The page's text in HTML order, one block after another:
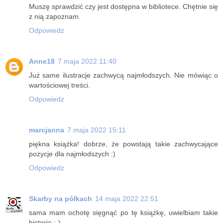
Muszę sprawdzić czy jest dostępna w bibliotece. Chętnie się
z nią zapoznam.
Odpowiedz
Anne18 7 maja 2022 11:40
Już same ilustracje zachwycą najmłodszych. Nie mówiąc o
wartościowej treści.
Odpowiedz
marcjanna 7 maja 2022 15:11
piękna książka! dobrze, że powstają takie zachwycające
pozycje dla najmłodszych :)
Odpowiedz
Skarby na półkach 14 maja 2022 22:51
sama mam ochotę sięgnąć po tę książkę, uwielbiam takie